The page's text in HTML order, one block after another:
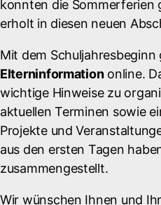
konnten die Sommerferien
erholt in diesen neuen
Mit dem
Elterninformationonline.
wichtige Hinweise zu
aktuellen Terminen sowie
Projekte und
aus den ersten Tagen
zusammengestellt.
Wir wünschen Ihnen und